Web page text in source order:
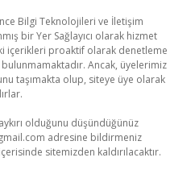
Bilgi Teknolojileri ve İletişim
bir Yer Sağlayıcı olarak hizmet
içerikleri proaktif olarak denetleme
Ancak, üyelerimiz
taşımakta olup, siteye üye olarak
olduğunu düşündüğünüz
adresine bildirmeniz
sitemizden kaldırılacaktır.